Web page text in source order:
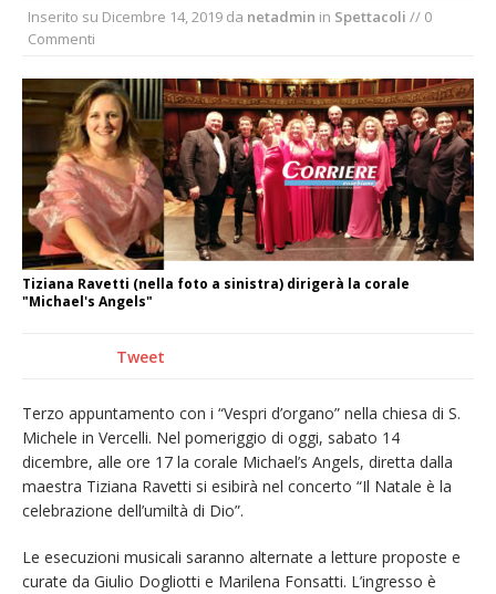
La Regione stanzia oltre 38mila euro per il
Pro Loco
Il Piemonte ha avviato la richiesta di calamità
naturale per la siccità estrema e gli incendi
Dieci anni fa l’ingresso a Vercelli
dell’arcivescovo mons. Marco Arnolfo
Inserito su Dicembre 14, 2019 da netadmin in Spettacoli // 0
Commenti
Tiziana Ravetti (nella foto a sinistra) dirigerà la corale
"Michael's Angels"
Tweet
Terzo appuntamento con i “Vespri d’organo” nella chiesa di S.
Michele in Vercelli. Nel pomeriggio di oggi, sabato 14
dicembre, alle ore 17 la corale Michael’s Angels, diretta dalla
maestra Tiziana Ravetti si esibirà nel concerto “Il Natale è la
celebrazione dell’umiltà di Dio”.
Le esecuzioni musicali saranno alternate a letture proposte e
curate da Giulio Dogliotti e Marilena Fonsatti. L’ingresso è